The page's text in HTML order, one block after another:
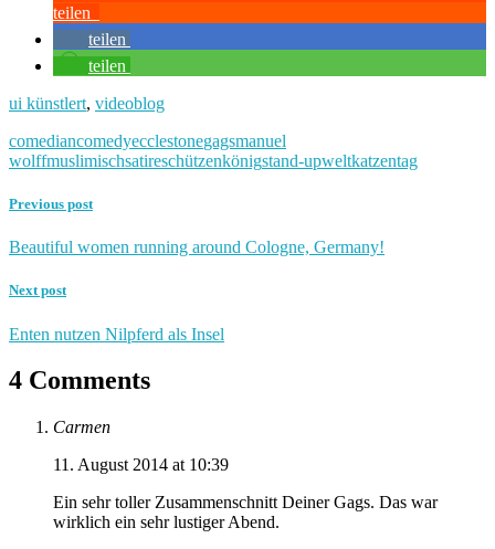
teilen
teilen
teilen
ui künstlert, videoblog
comediancomedyecclestonegagsmanuel
wolffmuslimischsatireschützenkönigstand-upweltkatzentag
Previous post
Beautiful women running around Cologne, Germany!
Next post
Enten nutzen Nilpferd als Insel
4 Comments
Carmen
11. August 2014 at 10:39
Ein sehr toller Zusammenschnitt Deiner Gags. Das war
wirklich ein sehr lustiger Abend.